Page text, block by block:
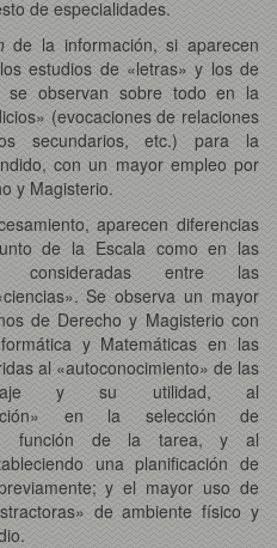
de especialidades.
de la información, si aparecen
estudios de «letras» y los de
se observan sobre todo en la
(evocaciones de relaciones
secundarios, etc.) para la
con un mayor empleo por
y Magisterio.
aparecen diferencias
de la Escala como en las
consideradas entre las
Se observa un mayor
de Derecho y Magisterio con
y Matemáticas en las
al «autoconocimiento» de las
y su utilidad, al
en la selección de
función de la tarea, y al
una planificación de
y el mayor uso de
de ambiente físico y